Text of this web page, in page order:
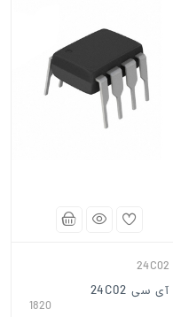
24C02
آی سی 24C02
1820